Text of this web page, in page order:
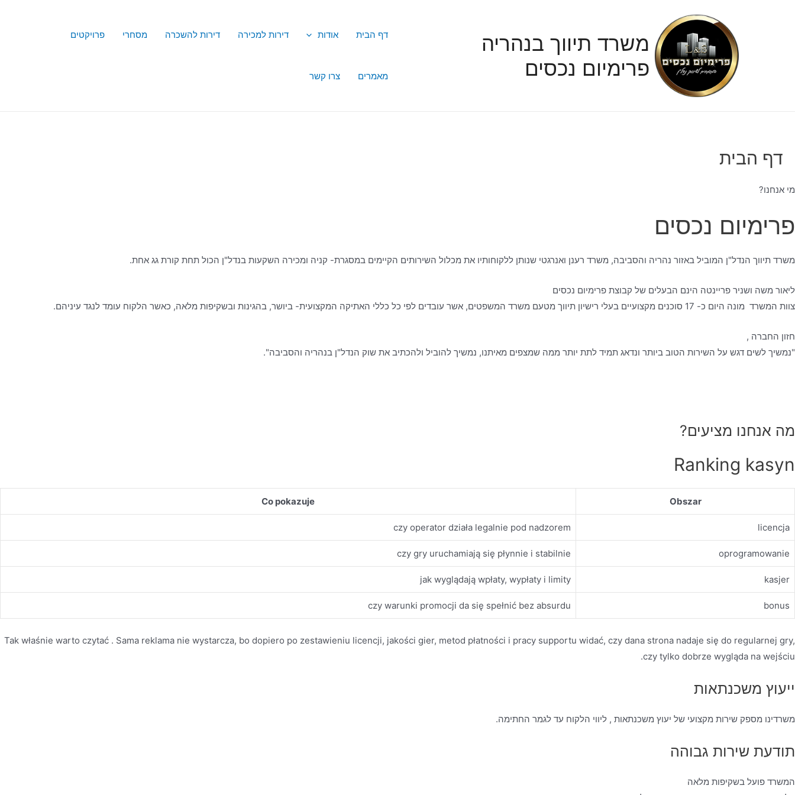
משרד תיווך בנהריה
פרימיום נכסים
דף הבית אודות דירות למכירה דירות להשכרה מסחרי פרויקטים
מאמרים צרו קשר
דף הבית
מי אנחנו?
פרימיום נכסים
משרד תיווך הנדל"ן המוביל באזור נהריה והסביבה, משרד רענן ואנרגטי שנותן ללקוחותיו את מכלול השירותים הקיימים במסגרת- קניה ומכירה השקעות בנדל"ן הכול תחת קורת גג אחת.
ליאור משה ושניר פריינטה הינם הבעלים של קבוצת פרימיום נכסים
צוות המשרד מונה היום כ- 17 סוכנים מקצועיים בעלי רישיון תיווך מטעם משרד המשפטים, אשר עובדים לפי כל כללי האתיקה המקצועית- ביושר, בהגינות ובשקיפות מלאה, כאשר הלקוח עומד לנגד עיניהם.
חזון החברה ,
"נמשיך לשים דגש על השירות הטוב ביותר ונדאג תמיד לתת יותר ממה שמצפים מאיתנו, נמשיך להוביל ולהכתיב את שוק הנדל"ן בנהריה והסביבה".
מה אנחנו מציעים?
Ranking kasyn
Obszar
Co pokazuje
licencja
czy operator działa legalnie pod nadzorem
oprogramowanie
czy gry uruchamiają się płynnie i stabilnie
kasjer
jak wyglądają wpłaty, wypłaty i limity
bonus
czy warunki promocji da się spełnić bez absurdu
Tak właśnie warto czytać . Sama reklama nie wystarcza, bo dopiero po zestawieniu licencji, jakości gier, metod płatności i pracy supportu widać, czy dana strona nadaje się do regularnej gry,
czy tylko dobrze wygląda na wejściu.
ייעוץ משכנתאות
משרדינו מספק שירות מקצועי של יעוץ משכנתאות , ליווי הלקוח עד לגמר החתימה.
תודעת שירות גבוהה
המשרד פועל בשקיפות מלאה